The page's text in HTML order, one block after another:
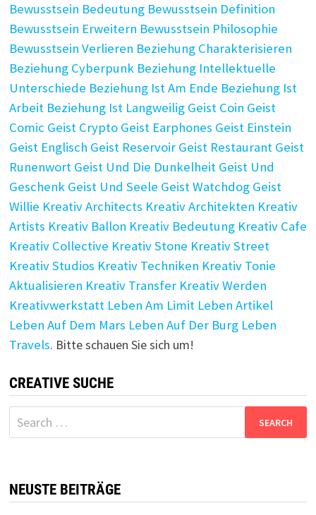
Bewusstsein Bedeutung Bewusstsein Definition
Bewusstsein Erweitern Bewusstsein Philosophie
Bewusstsein Verlieren Beziehung Charakterisieren
Beziehung Cyberpunk Beziehung Intellektuelle
Unterschiede Beziehung Ist Am Ende Beziehung Ist
Arbeit Beziehung Ist Langweilig Geist Coin Geist
Comic Geist Crypto Geist Earphones Geist Einstein
Geist Englisch Geist Reservoir Geist Restaurant Geist
Runenwort Geist Und Die Dunkelheit Geist Und
Geschenk Geist Und Seele Geist Watchdog Geist
Willie Kreativ Architects Kreativ Architekten Kreativ
Artists Kreativ Ballon Kreativ Bedeutung Kreativ Cafe
Kreativ Collective Kreativ Stone Kreativ Street
Kreativ Studios Kreativ Techniken Kreativ Tonie
Aktualisieren Kreativ Transfer Kreativ Werden
Kreativwerkstatt Leben Am Limit Leben Artikel
Leben Auf Dem Mars Leben Auf Der Burg Leben
Travels. Bitte schauen Sie sich um!
CREATIVE SUCHE
Search
for:
NEUSTE BEITRÄGE